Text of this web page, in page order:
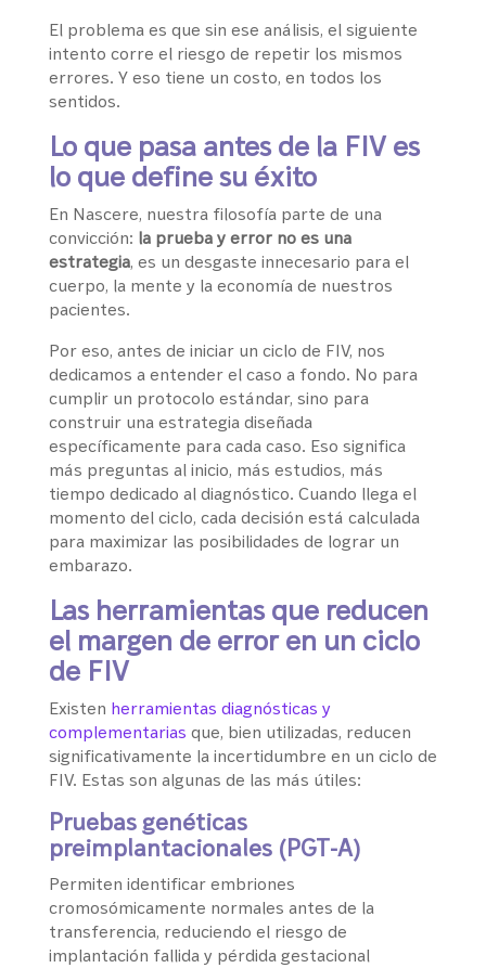
El problema es que sin ese análisis, el siguiente
intento corre el riesgo de repetir los mismos
errores. Y eso tiene un costo, en todos los
sentidos.
Lo que pasa antes de la FIV es
lo que define su éxito
En Nascere, nuestra filosofía parte de una
convicción: la prueba y error no es una
estrategia, es un desgaste innecesario para el
cuerpo, la mente y la economía de nuestros
pacientes.
Por eso, antes de iniciar un ciclo de FIV, nos
dedicamos a entender el caso a fondo. No para
cumplir un protocolo estándar, sino para
construir una estrategia diseñada
específicamente para cada caso. Eso significa
más preguntas al inicio, más estudios, más
tiempo dedicado al diagnóstico. Cuando llega el
momento del ciclo, cada decisión está calculada
para maximizar las posibilidades de lograr un
embarazo.
Las herramientas que reducen
el margen de error en un ciclo
de FIV
Existen herramientas diagnósticas y
complementarias que, bien utilizadas, reducen
significativamente la incertidumbre en un ciclo de
FIV. Estas son algunas de las más útiles:
Pruebas genéticas
preimplantacionales (PGT-A)
Permiten identificar embriones
cromosómicamente normales antes de la
transferencia, reduciendo el riesgo de
implantación fallida y pérdida gestacional